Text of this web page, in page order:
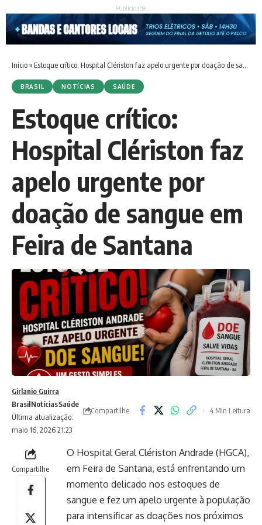
Publicidade
Início» Estoque crítico: Hospital Clériston faz apelo urgente por doação de sangue em Feira de Santana
BRASIL NOTÍCIAS SAÚDE
Estoque crítico:
Hospital Clériston faz
apelo urgente por
doação de sangue em
Feira de Santana
Última atualização:
maio 16, 2026 21:23
Girlanio Guirra
BrasilNotíciasSaúde
Compartilhe 4 Min Leitura
Compartilhe
O Hospital Geral Clériston Andrade (HGCA),
em Feira de Santana, está enfrentando um
momento delicado nos estoques de
sangue e fez um apelo urgente à população
para intensificar as doações nos próximos